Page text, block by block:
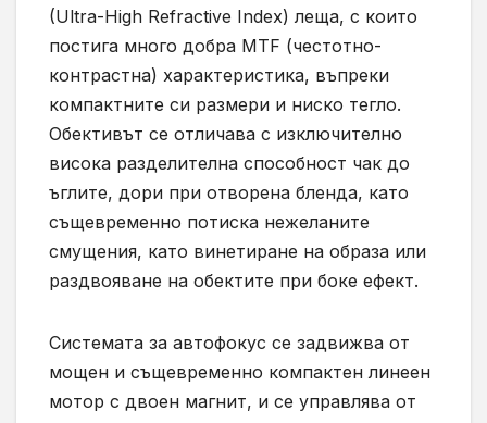
(Ultra-High Refractive Index) леща, с които
постига много добра MTF (честотно-
контрастна) характеристика, въпреки
компактните си размери и ниско тегло.
Обективът се отличава с изключително
висока разделителна способност чак до
ъглите, дори при отворена бленда, като
същевременно потиска нежеланите
смущения, като винетиране на образа или
раздвояване на обектите при боке ефект.
Системата за автофокус се задвижва от
мощен и същевременно компактен линеен
мотор с двоен магнит, и се управлява от